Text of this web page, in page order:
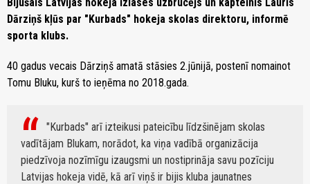
Dārziņš kļūs par "Kurbads" hokeja skolas direktoru, informē
sporta klubs.
40 gadus vecais Dārziņš amatā stāsies 2.jūnijā, postenī nomainot
Tomu Bluku, kurš to ieņēma no 2018.gada.
"Kurbads" arī izteikusi pateicību līdzšinējam skolas
vadītājam Blukam, norādot, ka viņa vadībā organizācija
piedzīvoja nozīmīgu izaugsmi un nostiprināja savu pozīciju
Latvijas hokeja vidē, kā arī viņš ir bijis kluba jaunatnes